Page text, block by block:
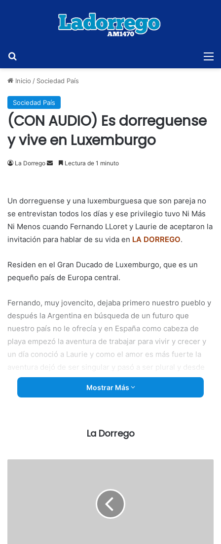
Inicio / Sociedad País
Sociedad País
(CON AUDIO) Es dorreguense
y vive en Luxemburgo
La Dorrego
SendLectura de 1 minuto
Un dorreguense y una luxemburguesa que son pareja no
se entrevistan todos los días y ese privilegio tuvo Ni Más
Ni Menos cuando Fernando LLoret y Laurie de aceptaron la
invitación para hablar de su vida en LA DORREGO.
Residen en el Gran Ducado de Luxemburgo, que es un
pequeño país de Europa central.
Fernando, muy jovencito, dejaba primero nuestro pueblo y
después la Argentina en búsqueda de un futuro que
nuestro país no le ofrecía y en España como cabeza de
playa empezó la aventura de trabajar para vivir y crecer y
un día conoció a Laurie y como el amor es más fuerte la
aventura dejó de ser singular y pasó a ser plural y desde
su tarea de camarero él y de administrativa ella decidieron
afincarse en el país de la dama (Luxemburgo), un país con
entrevista tan interesante como llena de matices y que la
audiencia de nuestra emisora pudo escuchar el lunes 18
de marzo y revivir en plenitud gracias al audio que
Mostrar Más
La Dorrego